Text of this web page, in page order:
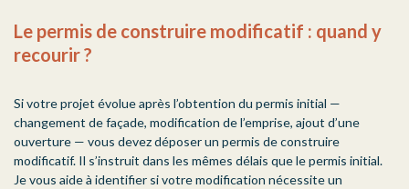
Le permis de construire modificatif : quand y
recourir ?
Si votre projet évolue après l’obtention du permis initial —
changement de façade, modification de l’emprise, ajout d’une
ouverture — vous devez déposer un permis de construire
modificatif. Il s’instruit dans les mêmes délais que le permis initial.
Je vous aide à identifier si votre modification nécessite un